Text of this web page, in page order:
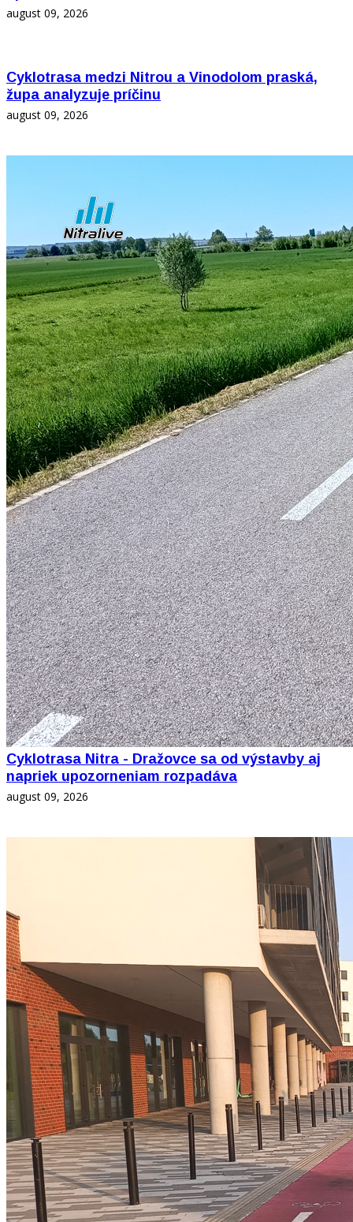
august 09, 2026
Cyklotrasa medzi Nitrou a Vinodolom praská,
župa analyzuje príčinu
august 09, 2026
Cyklotrasa Nitra - Dražovce sa od výstavby aj
napriek upozorneniam rozpadáva
august 09, 2026